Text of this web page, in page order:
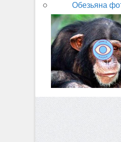
Обезьяна